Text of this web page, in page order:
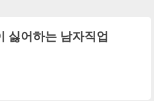
싫어하는 남자직업